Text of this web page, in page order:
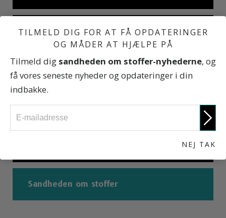
Internationale statistikker
Forskellige typer af snifning.
Er stoffer, der sniffes lovlige?
Sandheden om stoffer
TILMELD DIG FOR AT FÅ OPDATERINGER
OG MÅDER AT HJÆLPE PÅ
Tilmeld dig sandheden om stoffer-nyhederne, og
få vores seneste nyheder og opdateringer i din
indbakke.
NEJ TAK